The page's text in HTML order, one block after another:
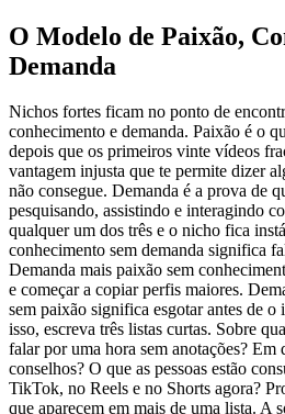
O Modelo de Paixão,
Demanda
Nichos fortes ficam no ponto de
conhecimento e demanda. Paixão é o
depois que os primeiros vinte vídeos
vantagem injusta que te permite dizer
não consegue. Demanda é a prova de
pesquisando, assistindo e interagindo
qualquer um dos três e o nicho fica
conhecimento sem demanda significa
Demanda mais paixão sem
e começar a copiar perfis maiores.
sem paixão significa esgotar antes de o
isso, escreva três listas curtas. Sobre
falar por uma hora sem anotações? Em
conselhos? O que as pessoas estão
TikTok, no Reels e no Shorts agora?
que aparecem em mais de uma lista. A